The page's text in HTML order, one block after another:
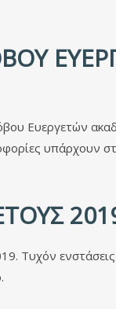
Ευεργετών
υπάρχουν
Τυχόν